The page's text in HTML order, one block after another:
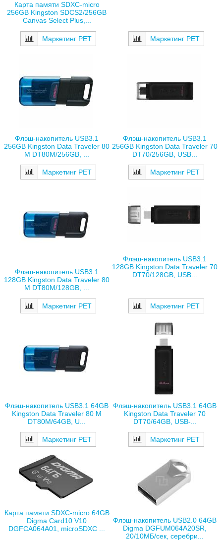
Карта памяти SDXC-micro
256GB Kingston SDCS2/256GB
Canvas Select Plus,...
Маркетинг РЕТ Маркетинг РЕТ
Флэш-накопитель USB3.1
256GB Kingston Data Traveler 80
M DT80M/256GB, ...
Маркетинг РЕТ
Флэш-накопитель USB3.1
256GB Kingston Data Traveler 70
DT70/256GB, USB...
Маркетинг РЕТ
Флэш-накопитель USB3.1
128GB Kingston Data Traveler 80
M DT80M/128GB, ...
Маркетинг РЕТ
Флэш-накопитель USB3.1
128GB Kingston Data Traveler 70
DT70/128GB, USB...
Маркетинг РЕТ
Флэш-накопитель USB3.1 64GB
Kingston Data Traveler 80 M
DT80M/64GB, U...
Маркетинг РЕТ
Флэш-накопитель USB3.1 64GB
Kingston Data Traveler 70
DT70/64GB, USB-...
Маркетинг РЕТ
Карта памяти SDXC-micro 64GB
Digma Card10 V10
DGFCA064A01, microSDXC ...
Флэш-накопитель USB2.0 64GB
Digma DGFUM064A20SR,
20/10МБ/сек, серебри...